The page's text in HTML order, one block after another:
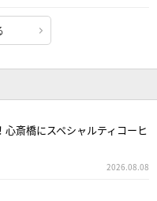
斎橋にスペシャルティコーヒ
2026.08.08